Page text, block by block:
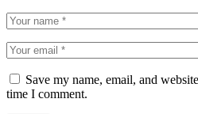
Save my name, email, and
time I comment.